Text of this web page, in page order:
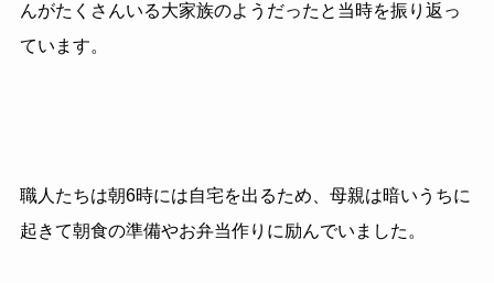
んがたくさんいる大家族のようだったと当時を振り返っ
ています。
職人たちは朝6時には自宅を出るため、母親は暗いうちに
起きて朝食の準備やお弁当作りに励んでいました。